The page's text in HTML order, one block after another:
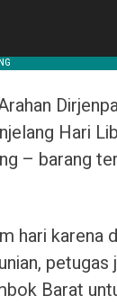
Hari
– barang
hari karena
petugas
Barat